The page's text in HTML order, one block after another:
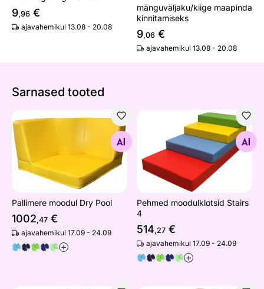
9,96 €
ajavahemikul 13.08 - 20.08
mänguväljaku/kiige maapinda
kinnitamiseks
9,06 €
ajavahemikul 13.08 - 20.08
Sarnased tooted
Pallimere moodul Dry Pool
Otsi sarnaseid
Pallimere moodul Dry Pool
1002,47 €
ajavahemikul 17.09 - 24.09
+
Pehmed moodulklotsid
Otsi sarnaseid
Pehmed moodulklotsid Stairs
4
514,27 €
ajavahemikul 17.09 - 24.09
+